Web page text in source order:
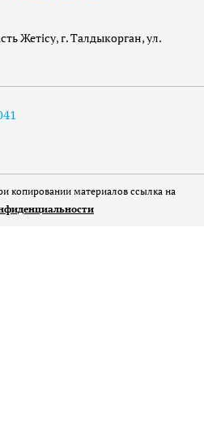
Жетісу, г. Талдыкорган, ул.
копировании материалов ссылка на